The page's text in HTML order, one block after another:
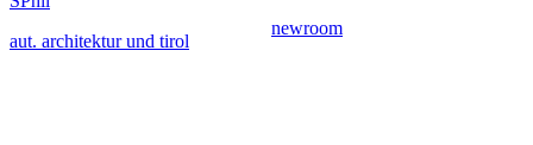
aut. architektur und tirol
newroom